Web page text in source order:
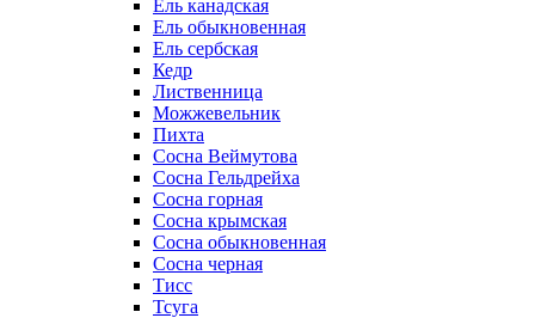
Ель канадская
Ель обыкновенная
Ель сербская
Кедр
Лиственница
Можжевельник
Пихта
Сосна Веймутова
Сосна Гельдрейха
Сосна горная
Сосна крымская
Сосна обыкновенная
Сосна черная
Тисс
Тсуга